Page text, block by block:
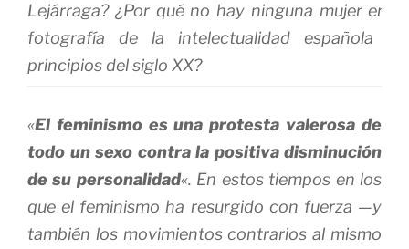
Lejárraga? ¿Por qué no hay ninguna mujer en la
fotografía de la intelectualidad española de
principios del siglo XX?
«El feminismo es una protesta valerosa de
todo un sexo contra la positiva disminución
de su personalidad«. En estos tiempos en los
que el feminismo ha resurgido con fuerza —y
también los movimientos contrarios al mismo